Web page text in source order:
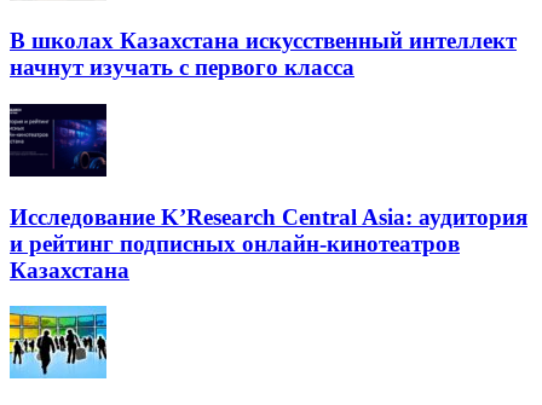
В школах Казахстана искусственный интеллект
начнут изучать с первого класса
Исследование K’Research Central Asia: аудитория
и рейтинг подписных онлайн-кинотеатров
Казахстана